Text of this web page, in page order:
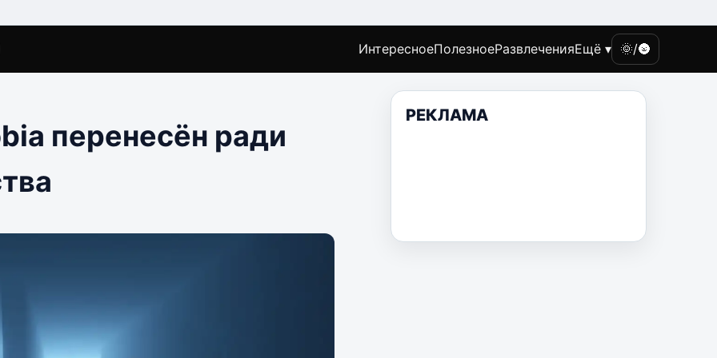
ИнтересноеПолезноеРазвлеченияЕщё ▾ 🌞/🌚
перенесён ради
РЕКЛАМА